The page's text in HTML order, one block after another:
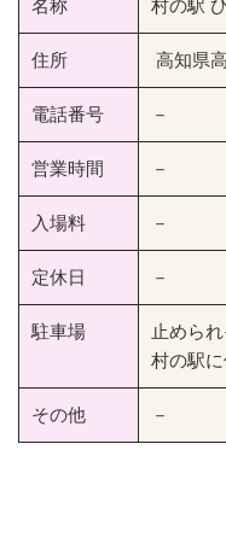
名称 村の駅
住所 高知県
電話番号 －
営業時間 －
入場料 －
定休日 －
駐車場
止めら
村の駅
その他 －